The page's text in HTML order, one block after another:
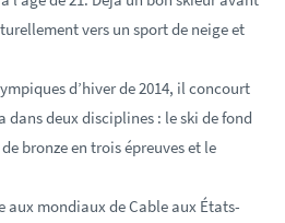
vers un sport de neige et
d’hiver de 2014, il concourt
deux disciplines : le ski de fond
bronze en trois épreuves et le
aux mondiaux de Cable aux États-